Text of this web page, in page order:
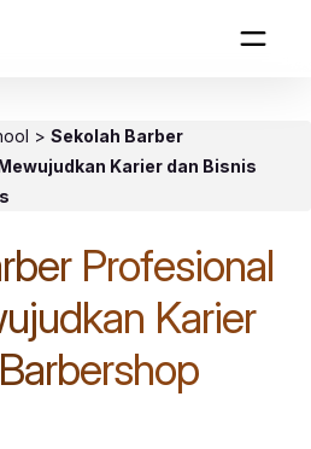
> Sekolah Barber
Karier dan Bisnis
Profesional
Karier